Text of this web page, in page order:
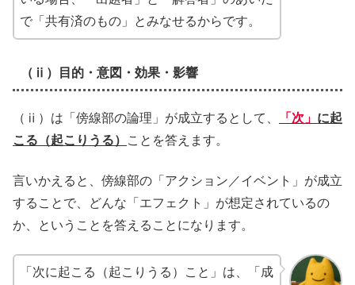
で「共有済のもの」とみなせるからです。
（ⅱ）目的・意図・効果・影響
（ⅱ）は「傍線部の論理」が成立するとして、 「次」 に起
こる（起こりうる）
ことを答えます。
言いかえると、傍線部の「アクション／イベント」が成立
することで、どんな「エフェクト」が想定されているの
か、ということを答えることになります。
「次に起こる（起こりうる）こと」は、「成